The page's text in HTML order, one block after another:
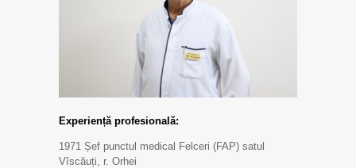
Experiență profesională:
1971 Șef punctul medical Felceri (FAP) satul
Vîscăuți, r. Orhei